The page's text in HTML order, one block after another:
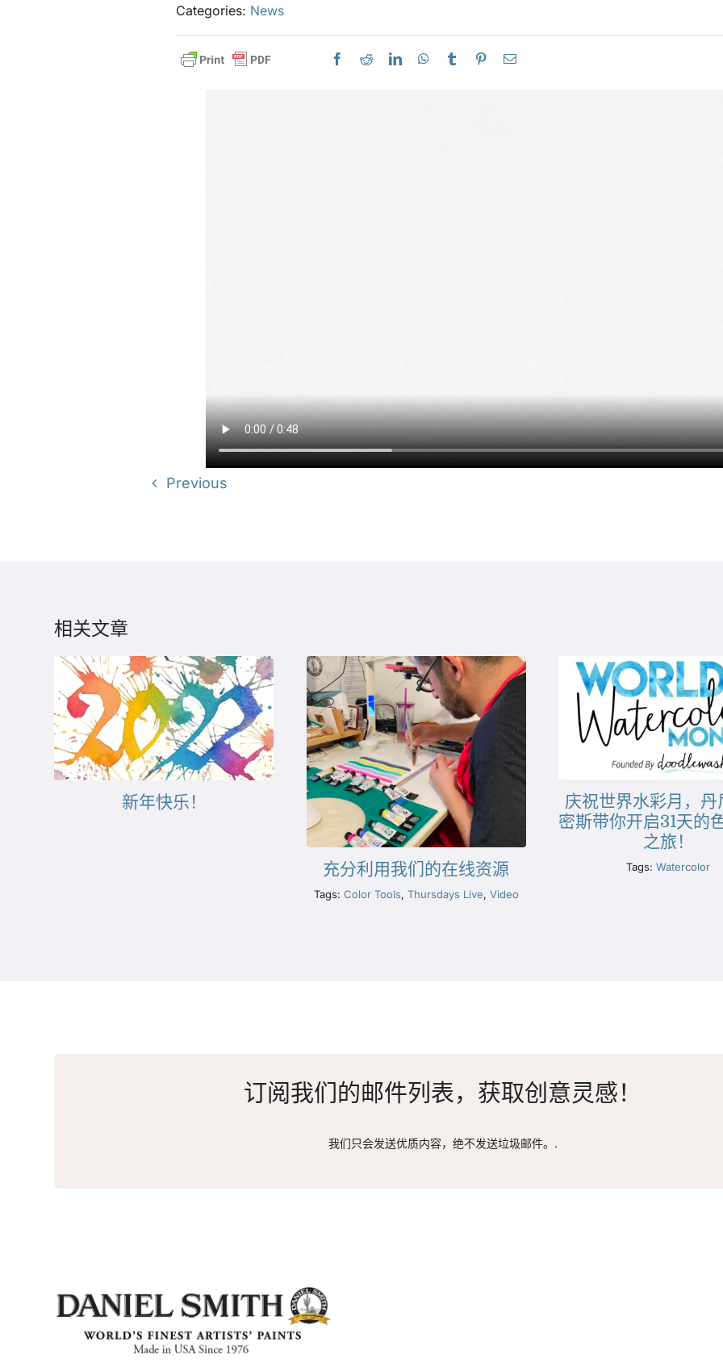
Categories: News
Previous
相关文章
新年快乐！
充分利用我们的在线资源
Tags: Color Tools, Thursdays Live, Video
庆祝世界水彩月，丹
密斯带你开启31天的
之旅！
Tags:Watercolor
订阅我们的邮件列表，获取创意灵感！
我们只会发送优质内容，绝不发送垃圾邮件。.